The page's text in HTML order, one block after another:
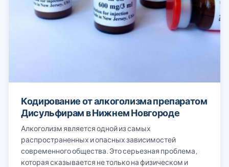
Кодирование от алкоголизма препаратом
Дисульфирам в Нижнем Новгороде
Алкоголизм является одной из самых
распространенных и опасных зависимостей
современного общества. Это серьезная проблема,
которая сказывается не только на физическом и